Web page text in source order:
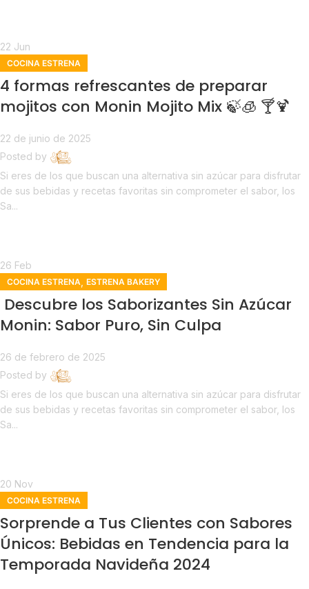
22 Jun
COCINA ESTRENA
4 formas refrescantes de preparar
mojitos con Monin Mojito Mix 🍃🧊 🍸🍹
22 de junio de 2025
Posted by
Si eres de los que buscan una alternativa sin azúcar para disfrutar
de sus bebidas y recetas favoritas sin comprometer el sabor, los
Sa...
26 Feb
COCINA ESTRENA ESTRENA BAKERY
Descubre los Saborizantes Sin Azúcar
Monin: Sabor Puro, Sin Culpa
26 de febrero de 2025
Posted by
Si eres de los que buscan una alternativa sin azúcar para disfrutar
de sus bebidas y recetas favoritas sin comprometer el sabor, los
Sa...
20 Nov
COCINA ESTRENA
Sorprende a Tus Clientes con Sabores
Únicos: Bebidas en Tendencia para la
Temporada Navideña 2024